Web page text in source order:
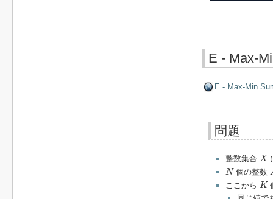
E - Max-
E - Max-Min
問題
整数集合 X
X
N
N 個の整数
ここから K
K